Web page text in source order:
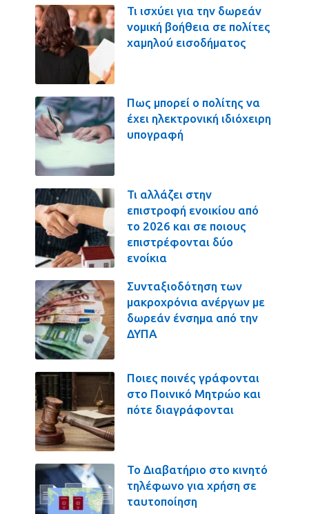
Τι ισχύει για την δωρεάν
νομική βοήθεια σε πολίτες
χαμηλού εισοδήματος
Πως μπορεί ο πολίτης να
έχει ηλεκτρονική ιδιόχειρη
υπογραφή
Τι αλλάζει στην
επιστροφή ενοικίου από
το 2026 και σε ποιους
επιστρέφονται δύο
ενοίκια
Συνταξιοδότηση των
μακροχρόνια ανέργων με
δωρεάν ένσημα από την
ΔΥΠΑ
Ποιες ποινές γράφονται
στο Ποινικό Μητρώο και
πότε διαγράφονται
Το Διαβατήριο στο κινητό
τηλέφωνο για χρήση σε
ταυτοποίηση